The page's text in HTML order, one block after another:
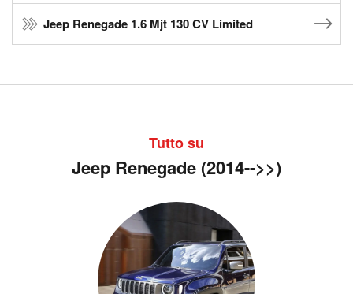
Jeep Renegade 1.6 Mjt 130 CV Limited
Tutto su
Jeep Renegade (2014-->>)